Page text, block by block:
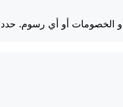
أو الخصومات أو أي